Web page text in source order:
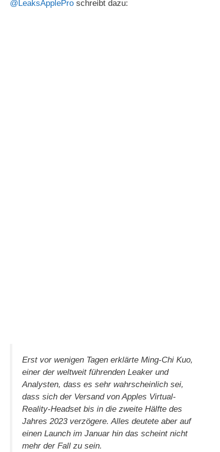
@LeaksApplePro schreibt dazu:
Erst vor wenigen Tagen erklärte Ming-Chi Kuo,
einer der weltweit führenden Leaker und
Analysten, dass es sehr wahrscheinlich sei,
dass sich der Versand von Apples Virtual-
Reality-Headset bis in die zweite Hälfte des
Jahres 2023 verzögere. Alles deutete aber auf
einen Launch im Januar hin das scheint nicht
mehr der Fall zu sein.